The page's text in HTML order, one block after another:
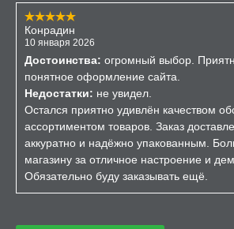
Конрадин
10 января 2026
Достоинства: огромный выбор.
понятное оформление сайта.
Недостатки: не увидел.
Остался приятно удивлён качеством
ассортиментом товаров. Заказ
аккуратно и надёжно упакованным.
магазину за отличное настроение и
Обязательно буду заказывать ещё.